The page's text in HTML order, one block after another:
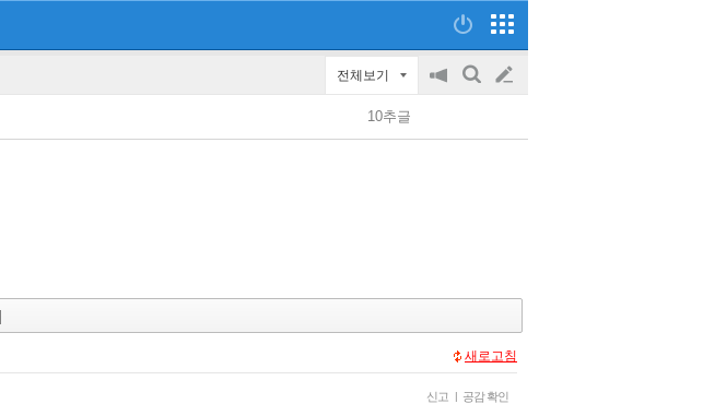
전체보기
공
on/off
검
글
쓰
10추글
새로고침
신고 | 공감 확인